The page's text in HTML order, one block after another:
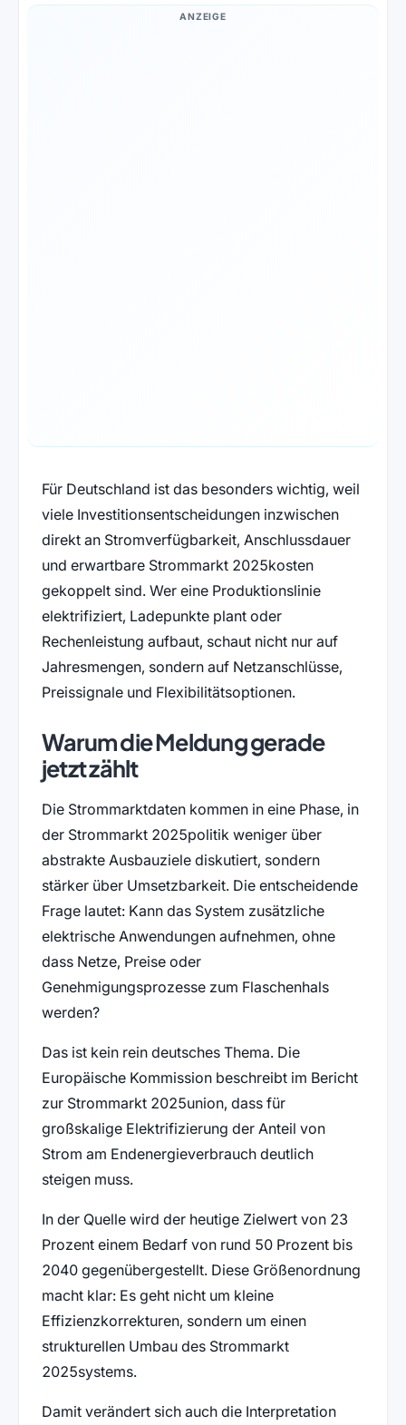
ANZEIGE
Für Deutschland ist das besonders wichtig, weil
viele Investitionsentscheidungen inzwischen
direkt an Stromverfügbarkeit, Anschlussdauer
und erwartbare Strommarkt 2025kosten
gekoppelt sind. Wer eine Produktionslinie
elektrifiziert, Ladepunkte plant oder
Rechenleistung aufbaut, schaut nicht nur auf
Jahresmengen, sondern auf Netzanschlüsse,
Preissignale und Flexibilitätsoptionen.
Warum die Meldung gerade
jetzt zählt
Die Strommarktdaten kommen in eine Phase, in
der Strommarkt 2025politik weniger über
abstrakte Ausbauziele diskutiert, sondern
stärker über Umsetzbarkeit. Die entscheidende
Frage lautet: Kann das System zusätzliche
elektrische Anwendungen aufnehmen, ohne
dass Netze, Preise oder
Genehmigungsprozesse zum Flaschenhals
werden?
Das ist kein rein deutsches Thema. Die
Europäische Kommission beschreibt im Bericht
zur Strommarkt 2025union, dass für
großskalige Elektrifizierung der Anteil von
Strom am Endenergieverbrauch deutlich
steigen muss.
In der Quelle wird der heutige Zielwert von 23
Prozent einem Bedarf von rund 50 Prozent bis
2040 gegenübergestellt. Diese Größenordnung
macht klar: Es geht nicht um kleine
Effizienzkorrekturen, sondern um einen
strukturellen Umbau des Strommarkt
2025systems.
Damit verändert sich auch die Interpretation